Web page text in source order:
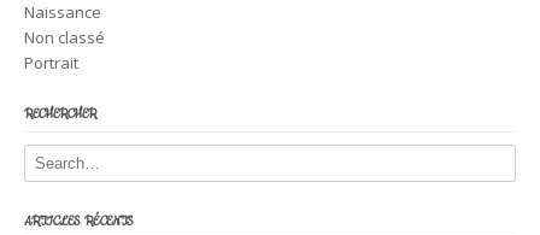
Naissance
Non classé
Portrait
RECHERCHER
ARTICLES RÉCENTS